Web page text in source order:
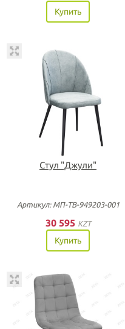
Купить
Стул "Джули"
Артикул: МП-ТВ-949203-001
30 595 KZT
Купить